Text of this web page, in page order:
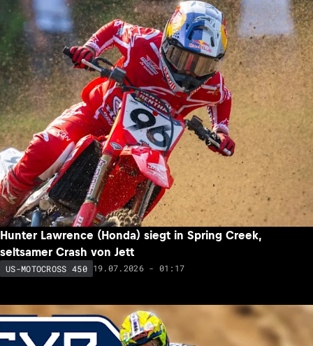
Hunter Lawrence (Honda) siegt in Spring Creek,
seltsamer Crash von Jett
US-MOTOCROSS 450 19.07.2026 - 01:17